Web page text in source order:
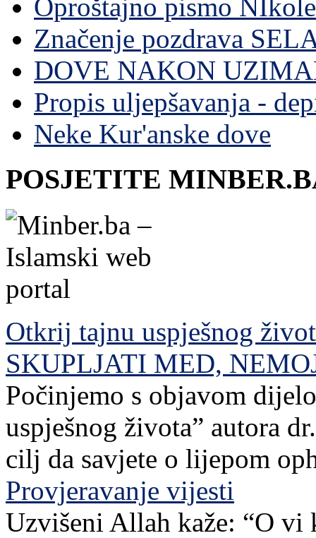
Oproštajno pismo
Značenje pozdrava
DOVE NAKON
Propis uljepšavanja -
Neke Kur'anske dove
POSJETITE
Otkrij tajnu uspješnog
SKUPLJATI MED,
Počinjemo s objavom
uspješnog života” autora
cilj da savjete o lijepom
Provjeravanje vijesti
Uzvišeni Allah kaže: “O